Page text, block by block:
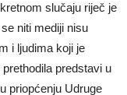
slučaju riječ je
niti mediji nisu
i ljudima koji je
predstavi u
priopćenju Udruge